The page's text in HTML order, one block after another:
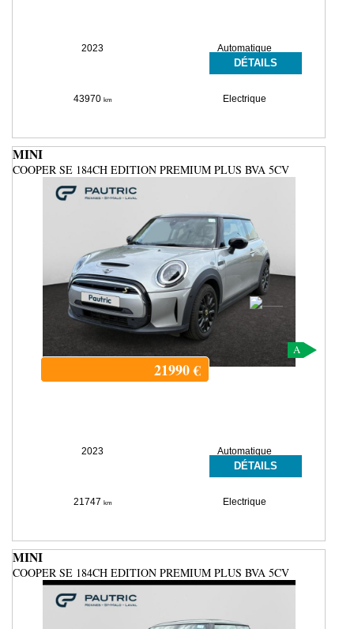
2023 Automatique
43970 km Electrique
DÉTAILS
MINI
COOPER SE 184CH EDITION PREMIUM PLUS BVA 5CV
A
2023 Automatique
21747 km Electrique
21990€
DÉTAILS
MINI
COOPER SE 184CH EDITION PREMIUM PLUS BVA 5CV